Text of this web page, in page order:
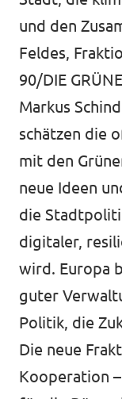
und den
Feldes,
90/DIE
Markus
schätzen die
mit den
neue Ideen
die
digitaler,
wird. Europa
guter
Politik, die
Die neue
Kooperation